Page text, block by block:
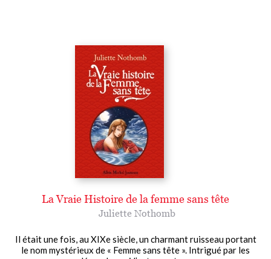
La Vraie Histoire de la femme sans tête
Juliette Nothomb
Il était une fois, au XIXe siècle, un charmant ruisseau portant
le nom mystérieux de « Femme sans tête ». Intrigué par les